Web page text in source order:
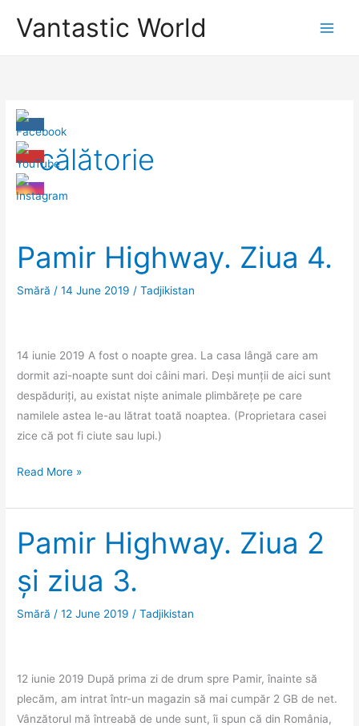
Vantastic World
călătorie
Pamir Highway. Ziua 4.
Smără /14 June 2019 /Tadjikistan
14 iunie 2019 A fost o noapte grea. La casa lângă care am
dormit azi-noapte sunt doi câini mari. Deși munții de aici sunt
despăduriți, au existat niște animale plimbărețe pe care
namilele astea le-au lătrat toată noaptea. (Proprietara casei
zice că pot fi ciute sau lupi.)
Pamir
Ziua
4.
Read More »
Pamir Highway. Ziua 2
și ziua 3.
Smără /12 June 2019 /Tadjikistan
12 iunie 2019 După prima zi de drum spre Pamir, înainte să
plecăm, am intrat într-un magazin să mai cumpăr 2 GB de net.
Vânzătorul mă întreabă de unde sunt, îi spun că din România,